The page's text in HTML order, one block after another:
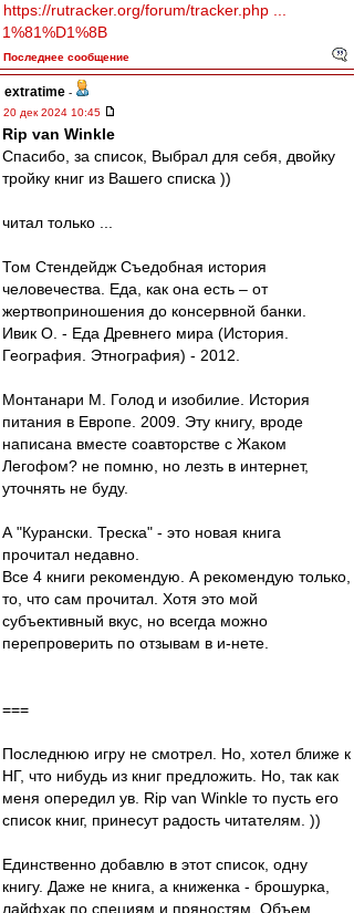
https://rutracker.org/forum/tracker.php ...
1%81%D1%8B
Последнее сообщение
extratime -
20 дек 2024 10:45
Rip van Winkle
Cпасибо, за список, Выбрал для себя, двойку
тройку книг из Вашего списка ))
читал только ...
Том Стендейдж Съедобная история
человечества. Еда, как она есть – от
жертвоприношения до консервной банки.
Ивик О. - Еда Древнего мира (История.
География. Этнография) - 2012.
Монтанари М. Голод и изобилие. История
питания в Европе. 2009. Эту книгу, вроде
написана вместе соавторстве с Жаком
Легофом? не помню, но лезть в интернет,
уточнять не буду.
А "Курански. Треска" - это новая книга
прочитал недавно.
Все 4 книги рекомендую. А рекомендую только,
то, что сам прочитал. Хотя это мой
субъективный вкус, но всегда можно
перепроверить по отзывам в и-нете.
===
Последнюю игру не смотрел. Но, хотел ближе к
НГ, что нибудь из книг предложить. Но, так как
меня опередил ув. Rip van Winkle то пусть его
список книг, принесут радость читателям. ))
Единственно добавлю в этот список, одну
книгу. Даже не книга, а книженка - брошурка,
лайфхак по специям и пряностям. Объем